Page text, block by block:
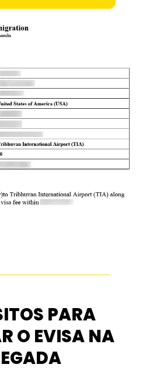
PARA
O EVISA NA